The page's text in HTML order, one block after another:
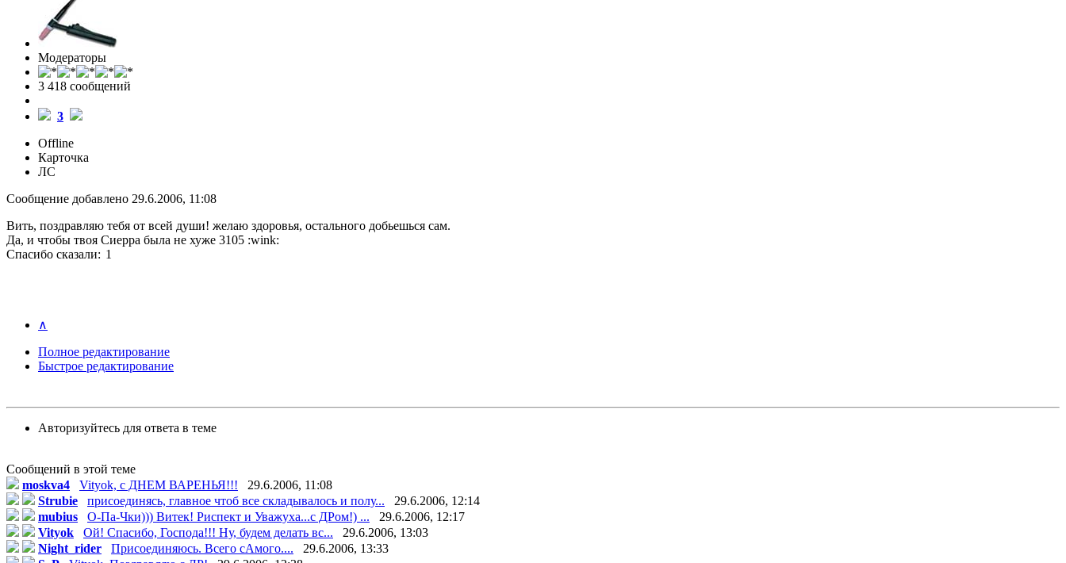
Модераторы
3 418 cообщений
3
Offline
Карточка
ЛС
Сообщение добавлено 29.6.2006, 11:08
Вить, поздравляю тебя от всей души! желаю здоровья, остального добьешься сам.
Да, и чтобы твоя Сиерра была не хуже 3105 :wink:
Спасибо сказали: 1
∧
Полное редактирование
Быстрое редактирование
Авторизуйтесь для ответа в теме
Сообщений в этой теме
moskva4
Vityok, с ДНЕМ ВАРЕНЬЯ!!!
29.6.2006, 11:08
Strubie
присоединясь, главное чтоб все складывалось и полу...
29.6.2006, 12:14
mubius
О-Па-Чки))) Витек! Риспект и Уважуха...с ДРом!) ...
29.6.2006, 12:17
Vityok
Ой! Спасибо, Господа!!! Ну, будем делать вс...
29.6.2006, 13:03
Night_rider
Присоединяюсь. Всего сАмого....
29.6.2006, 13:33